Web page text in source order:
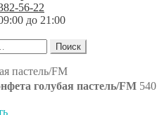
56-22
до 21:00
Поиск
голубая пастель/FM 540